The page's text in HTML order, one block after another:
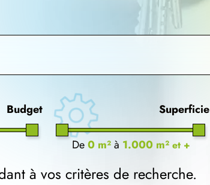
Budget Superficie
De0 m²à 1.000 m² et +
à vos critères de recherche.